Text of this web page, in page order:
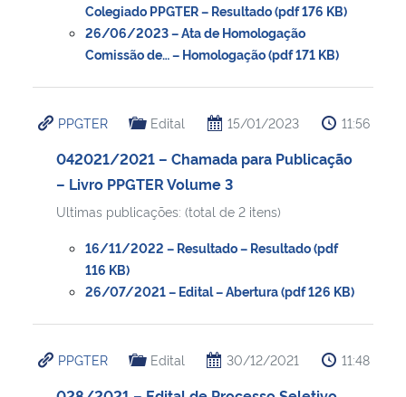
Colegiado PPGTER – Resultado (pdf 176 KB)
26/06/2023 – Ata de Homologação
Comissão de… – Homologação (pdf 171 KB)
PPGTER Edital 15/01/2023 11:56
042021/2021 – Chamada para Publicação
– Livro PPGTER Volume 3
Ultimas publicações: (total de 2 itens)
16/11/2022 – Resultado – Resultado (pdf
116 KB)
26/07/2021 – Edital – Abertura (pdf 126 KB)
PPGTER Edital 30/12/2021 11:48